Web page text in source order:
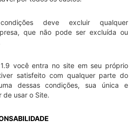
deve excluir qualquer
que não pode ser excluída ou
você entra no site em seu próprio
satisfeito com qualquer parte do
dessas condições, sua única e
de usar o Site.